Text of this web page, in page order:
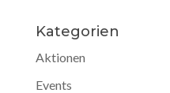
Kategorien
Aktionen
Events